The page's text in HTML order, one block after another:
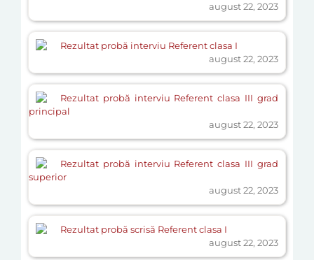
august 22, 2023
Rezultat probă interviu Referent clasa I
august 22, 2023
Rezultat probă interviu Referent clasa III grad
principal
august 22, 2023
Rezultat probă interviu Referent clasa III grad
superior
august 22, 2023
Rezultat probă scrisă Referent clasa I
august 22, 2023